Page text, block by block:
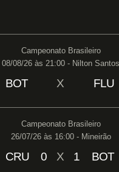
Campeonato Brasileiro
08/08/26 às 21:00 - Nilton Santos
BOT X FLU
Campeonato Brasileiro
26/07/26 às 16:00 - Mineirão
CRU 0 X 1 BOT